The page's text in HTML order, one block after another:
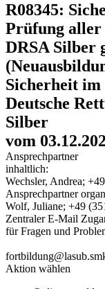
R08345:
Prüfung aller
DRSA Silber
Sicherheit
Deutsche
Silber
vom
Ansprechpartner
inhaltlich:
Wechsler, Andrea;
Ansprechpartner
Wolf, Juliane; +49
Zentraler E-Mail
für Fragen und
Aktion wählen